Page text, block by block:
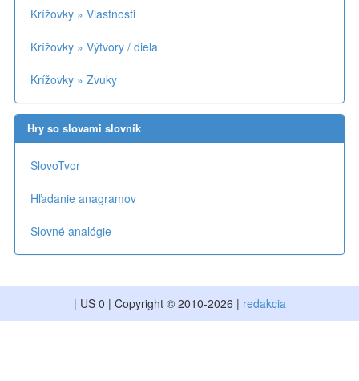
Krížovky » Vlastnosti
Krížovky » Výtvory / diela
Krížovky » Zvuky
Hry so slovami slovník
SlovoTvor
Hľadanie anagramov
Slovné analógie
| US 0 | Copyright © 2010-2026 | redakcia